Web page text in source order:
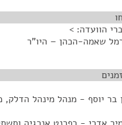
הוועדה: >
שאמה-הכהן – היו"ר
בר יוסף - מנהל מינהל הדלק,